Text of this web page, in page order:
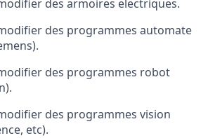
des armoires electriques.
des programmes automate
des programmes robot
des programmes vision
etc).